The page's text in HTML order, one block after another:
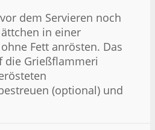
dem Servieren noch
in einer
Fett anrösten. Das
die Grießflammeri
(optional) und